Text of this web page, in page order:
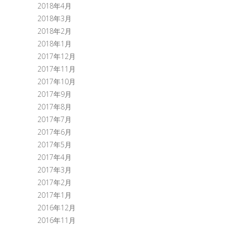
2018年4月
2018年3月
2018年2月
2018年1月
2017年12月
2017年11月
2017年10月
2017年9月
2017年8月
2017年7月
2017年6月
2017年5月
2017年4月
2017年3月
2017年2月
2017年1月
2016年12月
2016年11月